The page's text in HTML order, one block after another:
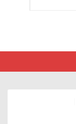
Cherry–